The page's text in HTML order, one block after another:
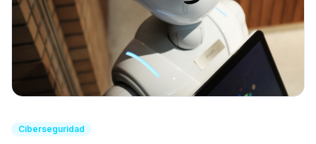
Ciberseguridad